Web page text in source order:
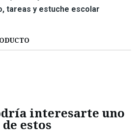
tareas y estuche escolar
interesarte uno
de estos